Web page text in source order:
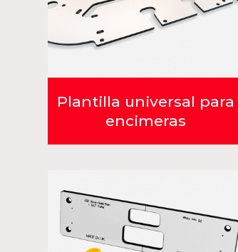
Plantilla universal para
encimeras